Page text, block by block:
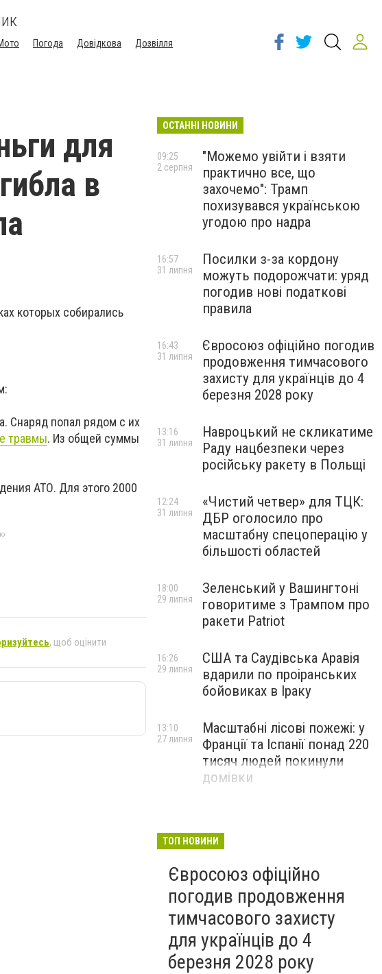
Погода Довідкова
Дозвілля
для
в
которых собирались
Снаряд попал рядом с их
травмы. Из общей суммы
АТО. Для этого 2000
, щоб оцінити
ОСТАННІ НОВИНИ
"Можемо увійти і взяти
практично все, що
захочемо": Трамп
похизувався українською
угодою про надра
09:25
2 серпня
Посилки з-за кордону
можуть подорожчати: уряд
погодив нові податкові
правила
16:57
31 липня
Євросоюз офіційно погодив
продовження тимчасового
захисту для українців до 4
березня 2028 року
16:43
31 липня
Навроцький не скликатиме
Раду нацбезпеки через
російську ракету в Польщі
13:16
31 липня
«Чистий четвер» для ТЦК:
ДБР оголосило про
масштабну спецоперацію у
більшості областей
12:24
31 липня
Зеленський у Вашингтоні
говоритиме з Трампом про
ракети Patriot
18:00
29 липня
США та Саудівська Аравія
вдарили по проіранських
бойовиках в Іраку
16:26
29 липня
Масштабні лісові пожежі: у
Франції та Іспанії понад 220
тисяч людей покинули
домівки
13:10
27 липня
ТОП НОВИНИ
Євросоюз офіційно
погодив продовження
тимчасового захисту
для українців до 4
березня 2028 року